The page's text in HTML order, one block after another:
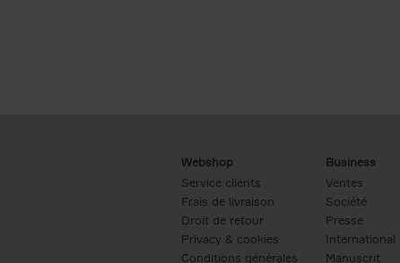
Webshop
Service clients
Frais de livraison
Droit de retour
Privacy & cookies
Conditions générales
Business
Ventes
Société
Presse
International
Manuscrit